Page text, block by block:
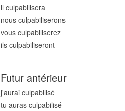
il culpabilisera
nous culpabiliserons
vous culpabiliserez
ils culpabiliseront
Futur antérieur
j'aurai culpabilisé
tu auras culpabilisé